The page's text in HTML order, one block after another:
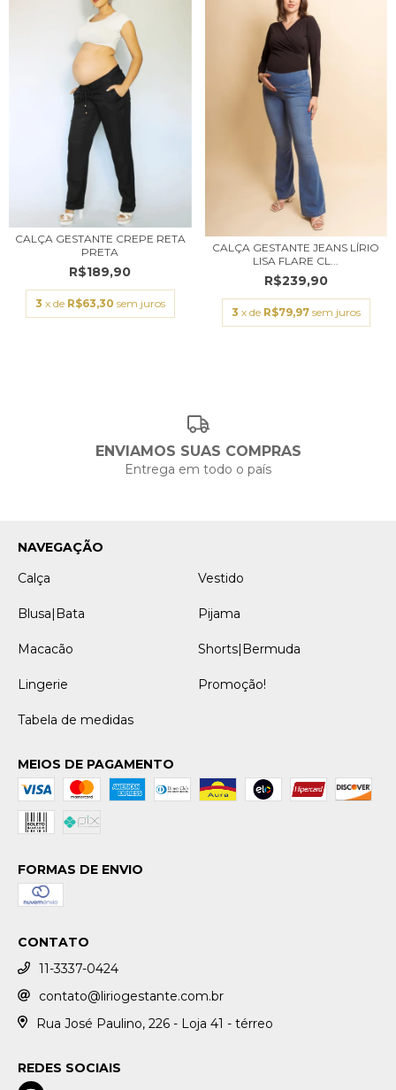
CALÇA GESTANTE CREPE RETA
PRETA
R$189,90
3 x de R$63,30 sem juros
CALÇA GESTANTE JEANS LÍRIO
LISA FLARE CL...
R$239,90
3 x de R$79,97 sem juros
ENVIAMOS SUAS COMPRAS
Entrega em todo o país
NAVEGAÇÃO
Calça
Vestido
Blusa|Bata Pijama
Macacão Shorts|Bermuda
Lingerie Promoção!
Tabela de medidas
MEIOS DE PAGAMENTO
FORMAS DE ENVIO
CONTATO
11-3337-0424
contato@liriogestante.com.br
Rua José Paulino, 226 - Loja 41 - térreo
REDES SOCIAIS